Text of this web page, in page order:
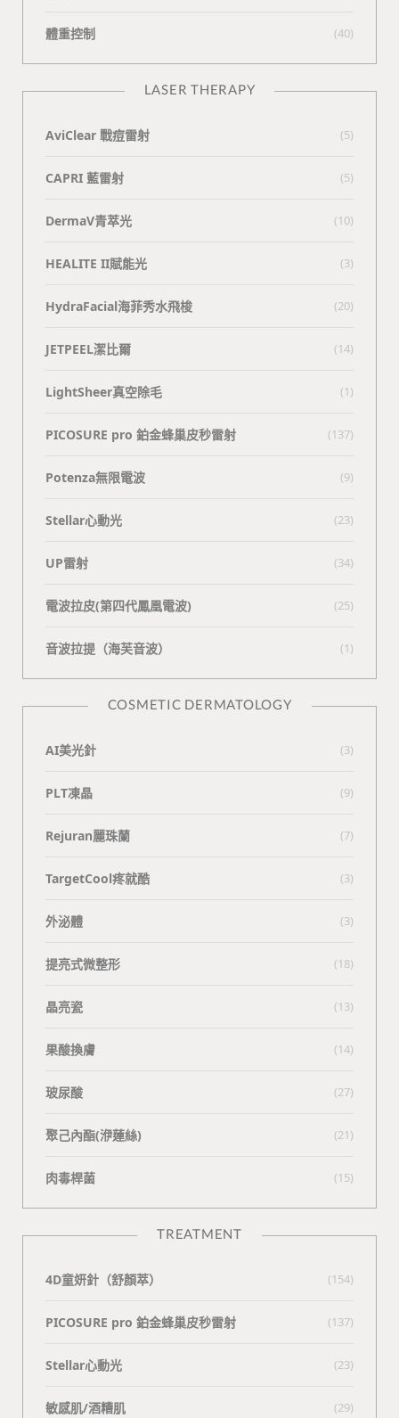
體重控制 (40)
LASER THERAPY
AviClear 戰痘雷射 (5)
CAPRI 藍雷射 (5)
DermaV青萃光 (10)
HEALITE II賦能光 (3)
HydraFacial海菲秀水飛梭 (20)
JETPEEL潔比爾 (14)
LightSheer真空除毛 (1)
PICOSURE pro 鉑金蜂巢皮秒雷射 (137)
Potenza無限電波 (9)
Stellar心動光 (23)
UP雷射 (34)
電波拉皮(第四代鳳凰電波) (25)
⾳波拉提（海芙⾳波） (1)
COSMETIC DERMATOLOGY
AI美光針 (3)
PLT凍晶 (9)
Rejuran麗珠蘭 (7)
TargetCool疼就酷 (3)
外泌體 (3)
提亮式微整形 (18)
晶亮瓷 (13)
果酸換膚 (14)
玻尿酸 (27)
聚己內酯(洢蓮絲) (21)
肉毒桿菌 (15)
TREATMENT
4D童妍針（舒顏萃） (154)
PICOSURE pro 鉑金蜂巢皮秒雷射 (137)
Stellar心動光 (23)
敏感肌/酒糟肌 (29)